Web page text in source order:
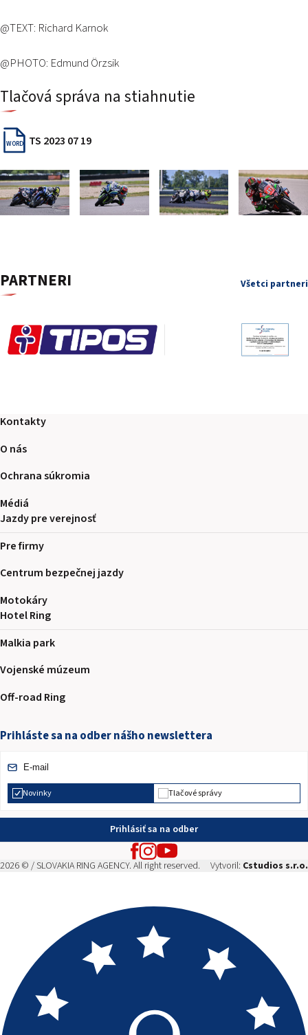
@TEXT: Richard Karnok
@PHOTO: Edmund Örzsik
Tlačová správa na stiahnutie
WORD TS 2023 07 19
PARTNERI Všetci partneri
Kontakty
O nás
Ochrana súkromia
Médiá
Jazdy pre verejnosť
Pre firmy
Centrum bezpečnej jazdy
Motokáry
Hotel Ring
Malkia park
Vojenské múzeum
Off-road Ring
Prihláste sa na odber nášho newslettera
Novinky Tlačové správy
Prihlásiť sa na odber
2026 © / SLOVAKIA RING AGENCY. All right reserved. Vytvoril: Cstudios s.r.o.